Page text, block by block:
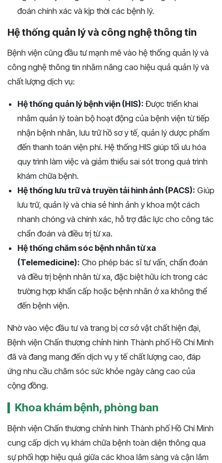
đoán chính xác và kịp thời các bệnh lý.
Hệ thống quản lý và công nghệ thông tin
Bệnh viện cũng đầu tư mạnh mẽ vào hệ thống quản lý và
công nghệ thông tin nhằm nâng cao hiệu quả quản lý và
chất lượng dịch vụ:
Hệ thống quản lý bệnh viện (HIS): Được triển khai
nhằm quản lý toàn bộ hoạt động của bệnh viện từ tiếp
nhận bệnh nhân, lưu trữ hồ sơ y tế, quản lý dược phẩm
đến thanh toán viện phí. Hệ thống HIS giúp tối ưu hóa
quy trình làm việc và giảm thiểu sai sót trong quá trình
khám chữa bệnh.
Hệ thống lưu trữ và truyền tải hình ảnh (PACS): Giúp
lưu trữ, quản lý và chia sẻ hình ảnh y khoa một cách
nhanh chóng và chính xác, hỗ trợ đắc lực cho công tác
chẩn đoán và điều trị từ xa.
Hệ thống chăm sóc bệnh nhân từ xa
(Telemedicine): Cho phép bác sĩ tư vấn, chẩn đoán
và điều trị bệnh nhân từ xa, đặc biệt hữu ích trong các
trường hợp khẩn cấp hoặc bệnh nhân ở xa không thể
đến bệnh viện.
Nhờ vào việc đầu tư và trang bị cơ sở vật chất hiện đại,
Bệnh viện Chấn thương chỉnh hình Thành phố Hồ Chí Minh
đã và đang mang đến dịch vụ y tế chất lượng cao, đáp
ứng nhu cầu chăm sóc sức khỏe ngày càng cao của
cộng đồng.
Khoa khám bệnh, phòng ban
Bệnh viện Chấn thương chỉnh hình Thành phố Hồ Chí Minh
cung cấp dịch vụ khám chữa bệnh toàn diện thông qua
sự phối hợp hiệu quả giữa các khoa lâm sàng và cận lâm